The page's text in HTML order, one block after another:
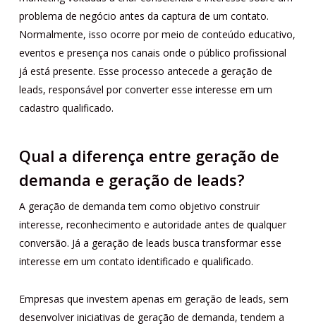
problema de negócio antes da captura de um contato.
Normalmente, isso ocorre por meio de conteúdo educativo,
eventos e presença nos canais onde o público profissional
já está presente. Esse processo antecede a geração de
leads, responsável por converter esse interesse em um
cadastro qualificado.
Qual a diferença entre geração de
demanda e geração de leads?
A geração de demanda tem como objetivo construir
interesse, reconhecimento e autoridade antes de qualquer
conversão. Já a geração de leads busca transformar esse
interesse em um contato identificado e qualificado.
Empresas que investem apenas em geração de leads, sem
desenvolver iniciativas de geração de demanda, tendem a